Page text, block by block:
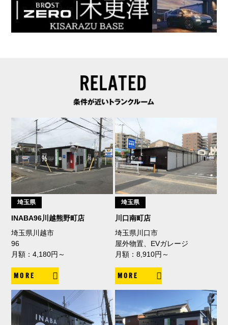
埼玉県
INABA96川越熊野町店
埼玉県川越市
96
月額：4,180円～
MORE
埼玉県
川口南町店
埼玉県川口市
屋外物置、EVガレージ
月額：8,910円～
MORE